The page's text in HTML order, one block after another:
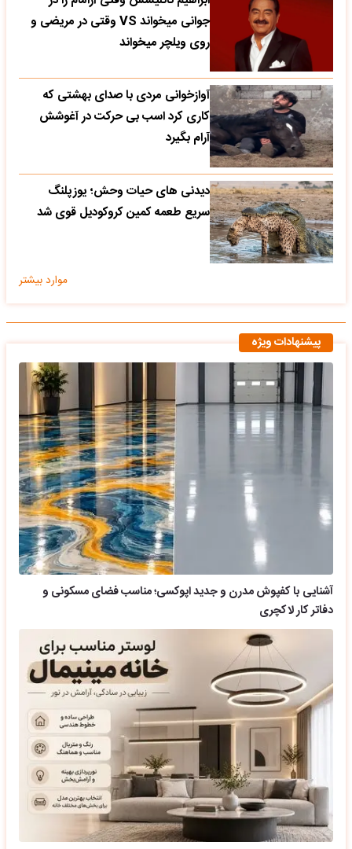
جوانی میخواند VS وقتی در مریضی و
روی ویلچر میخواند
آوازخوانی مردی با صدای بهشتی که
کاری کرد اسب بی حرکت در آغوشش
آرام بگیرد
دیدنی های حیات وحش؛ یوزپلنگ
سریع طعمه کمین کروکودیل قوی شد
موارد بیشتر
پیشنهادات ویژه
آشنایی با کفپوش مدرن و جدید اپوکسی؛ مناسب فضای مسکونی و
دفاتر کار لاکچری